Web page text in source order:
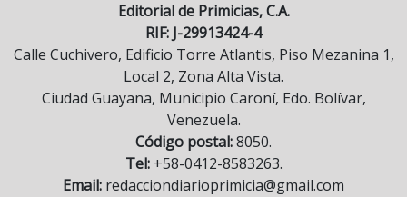
Editorial de Primicias, C.A.
RIF: J-29913424-4
Calle Cuchivero, Edificio Torre Atlantis, Piso Mezanina 1,
Local 2, Zona Alta Vista.
Ciudad Guayana, Municipio Caroní, Edo. Bolívar,
Venezuela.
Código postal:8050.
Tel:+58-0412-8583263.
Email: redacciondiarioprimicia@gmail.com